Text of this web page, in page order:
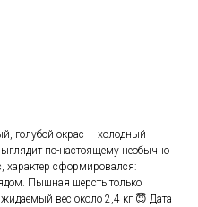
голубой окрас — холодный
по-настоящему необычно
характер сформировался:
Пышная шерсть только
вес около 2,4 кг 😇 Дата